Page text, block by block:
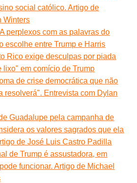
social católico. Artigo de
Winters
perplexos com as palavras do
escolhe entre Trump e Harris
Rico exige desculpas por piada
lixo" em comício de Trump
de crise democrática que não
resolverá". Entrevista com Dylan
Guadalupe pela campanha de
os valores sagrados que ela
de José Luis Castro Padilla
de Trump é assustadora, em
funcionar. Artigo de Michael